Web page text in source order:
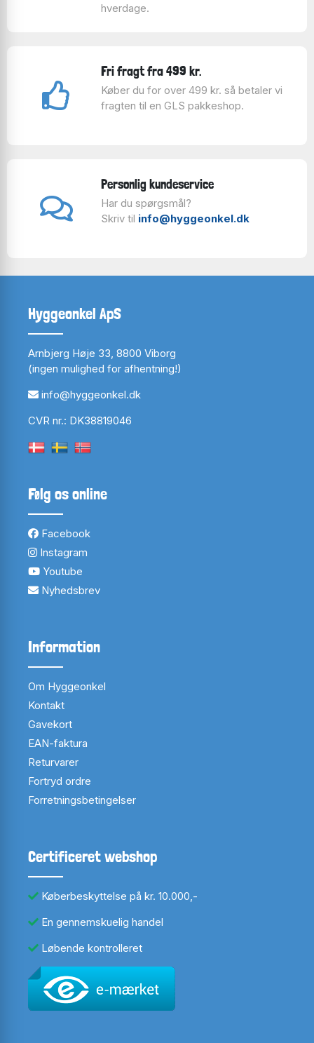
hverdage.
Fri fragt fra 499 kr.
Køber du for over 499 kr. så betaler vi
fragten til en GLS pakkeshop.
Personlig kundeservice
Har du spørgsmål?
Skriv til info@hyggeonkel.dk
Hyggeonkel ApS
Arnbjerg Høje 33, 8800 Viborg
(ingen mulighed for afhentning!)
info@hyggeonkel.dk
CVR nr.: DK38819046
Følg os online
Facebook
Instagram
Youtube
Nyhedsbrev
Information
Om Hyggeonkel
Kontakt
Gavekort
EAN-faktura
Returvarer
Fortryd ordre
Forretningsbetingelser
Certificeret webshop
Køberbeskyttelse på kr. 10.000,-
En gennemskuelig handel
Løbende kontrolleret